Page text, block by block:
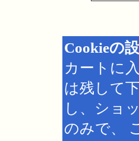
Cookieの
カートに
は残して
し、ショ
のみで、